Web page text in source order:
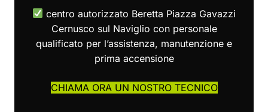
centro autorizzato Beretta Piazza Gavazzi
Cernusco sul Naviglio con personale
qualificato per l’assistenza, manutenzione e
prima accensione
CHIAMA ORA UN NOSTRO TECNICO